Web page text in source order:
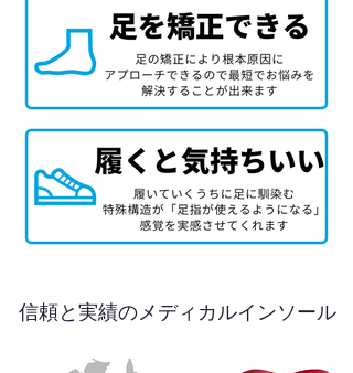
信頼と実績のメディカルインソール